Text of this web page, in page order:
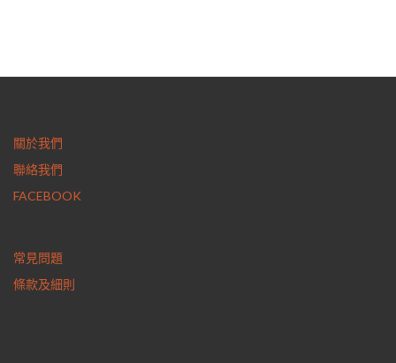
關於我們
聯絡我們
FACEBOOK
常見問題
條款及細則